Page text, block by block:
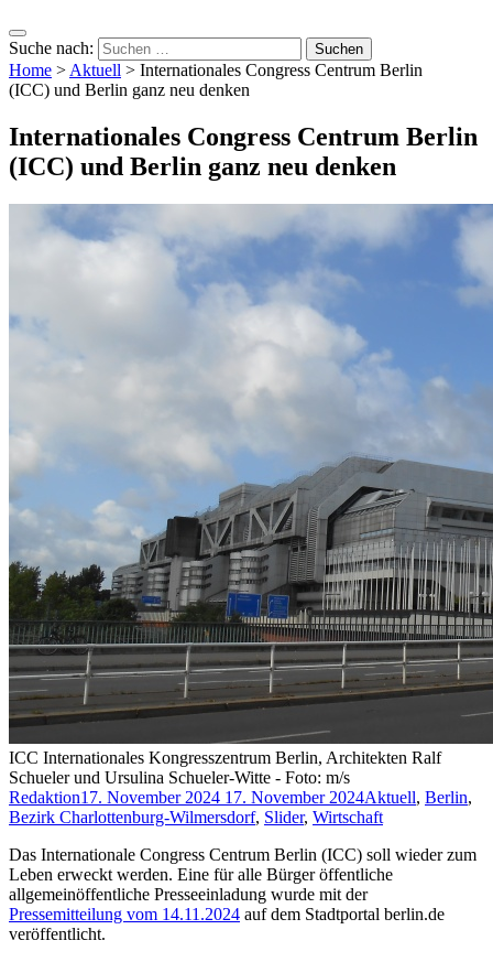
Suche nach:
Home > Aktuell > Internationales Congress Centrum Berlin
(ICC) und Berlin ganz neu denken
Internationales Congress Centrum Berlin
(ICC) und Berlin ganz neu denken
ICC Internationales Kongresszentrum Berlin, Architekten Ralf
Schueler und Ursulina Schueler-Witte - Foto: m/s
Redaktion17. November 2024 17. November 2024Aktuell, Berlin,
Bezirk Charlottenburg-Wilmersdorf, Slider, Wirtschaft
Das Internationale Congress Centrum Berlin (ICC) soll wieder zum
Leben erweckt werden. Eine für alle Bürger öffentliche
allgemeinöffentliche Presseeinladung wurde mit der
Pressemitteilung vom 14.11.2024 auf dem Stadtportal berlin.de
veröffentlicht.